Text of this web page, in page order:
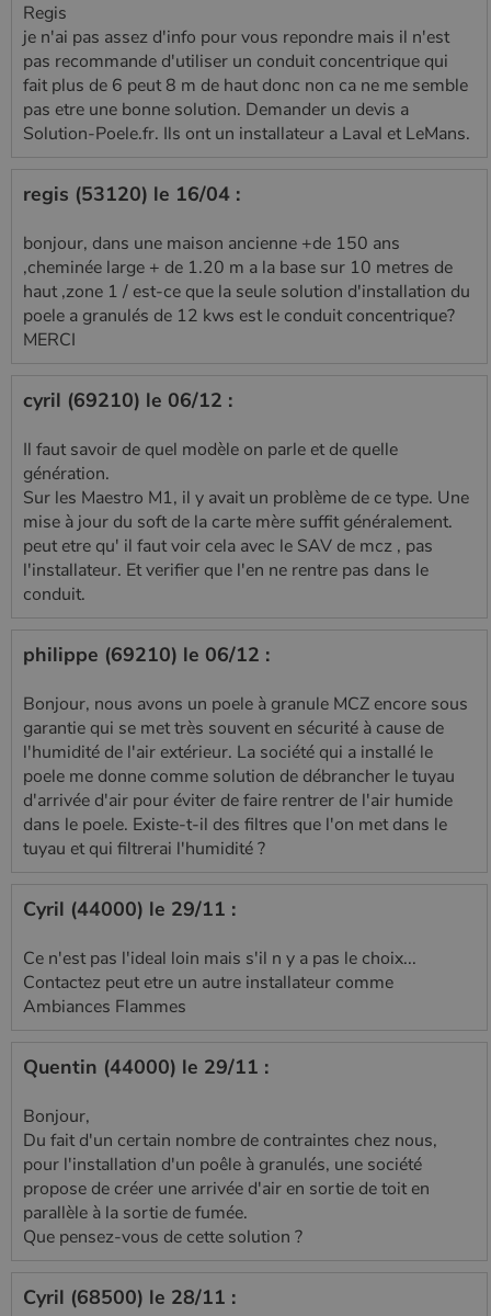
Regis
je n'ai pas assez d'info pour vous repondre mais il n'est
pas recommande d'utiliser un conduit concentrique qui
fait plus de 6 peut 8 m de haut donc non ca ne me semble
pas etre une bonne solution. Demander un devis a
Solution-Poele.fr. Ils ont un installateur a Laval et LeMans.
regis (53120) le 16/04 :
bonjour, dans une maison ancienne +de 150 ans
,cheminée large + de 1.20 m a la base sur 10 metres de
haut ,zone 1 / est-ce que la seule solution d'installation du
poele a granulés de 12 kws est le conduit concentrique?
MERCI
cyril (69210) le 06/12 :
Il faut savoir de quel modèle on parle et de quelle
génération.
Sur les Maestro M1, il y avait un problème de ce type. Une
mise à jour du soft de la carte mère suffit généralement.
peut etre qu' il faut voir cela avec le SAV de mcz , pas
l'installateur. Et verifier que l'en ne rentre pas dans le
conduit.
philippe (69210) le 06/12 :
Bonjour, nous avons un poele à granule MCZ encore sous
garantie qui se met très souvent en sécurité à cause de
l'humidité de l'air extérieur. La société qui a installé le
poele me donne comme solution de débrancher le tuyau
d'arrivée d'air pour éviter de faire rentrer de l'air humide
dans le poele. Existe-t-il des filtres que l'on met dans le
tuyau et qui filtrerai l'humidité ?
Cyril (44000) le 29/11 :
Ce n'est pas l'ideal loin mais s'il n y a pas le choix...
Contactez peut etre un autre installateur comme
Ambiances Flammes
Quentin (44000) le 29/11 :
Bonjour,
Du fait d'un certain nombre de contraintes chez nous,
pour l'installation d'un poêle à granulés, une société
propose de créer une arrivée d'air en sortie de toit en
parallèle à la sortie de fumée.
Que pensez-vous de cette solution ?
Cyril (68500) le 28/11 :